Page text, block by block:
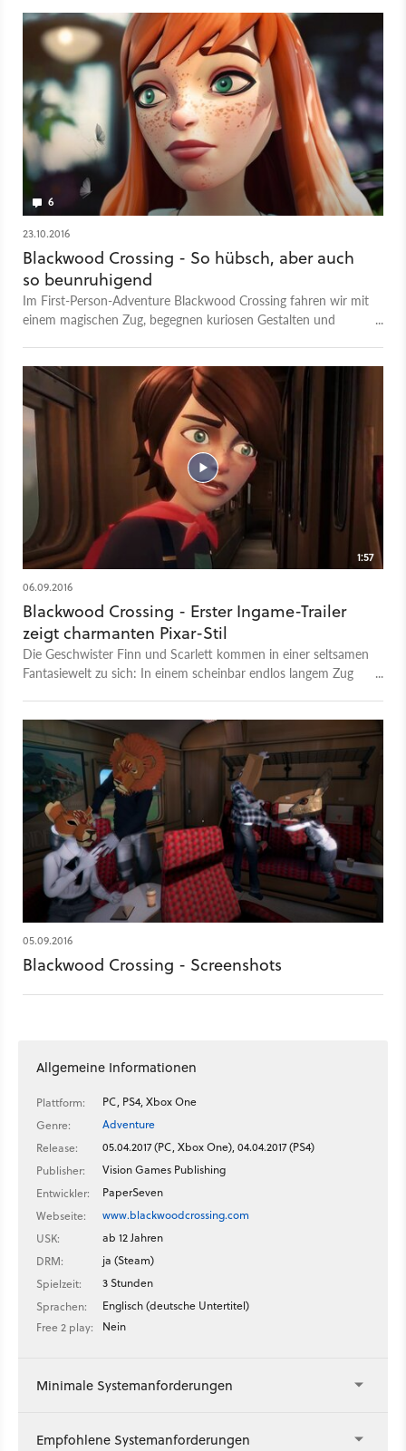
Xbox One veröffentlichen. Die Geschichte von Blackwood
Crossing dreht sich um die Waisen-Geschwister Scarlett und
Finn. Wir steuern die 14-Jährige und werden von unserem 10-
Jährigen Bruder auf eine mysteröse Reise genommen. Dabei
geht es natürlich auch um die Beziehung zwischen den beiden
Figuren. Im Video sehen wir Gameplay aus dem ersten Kapitel.
Das Spiel findet größtenteils an Bord eines fahrenden Zuges
statt. Aber natürlich kommt es zunehmen zu merkwürdigen
Vorkommnissen. Da ist Magie im Spiel.
6
23.10.2016
Blackwood Crossing - So hübsch, aber auch
so beunruhigend
Im First-Person-Adventure Blackwood Crossing fahren wir mit
einem magischen Zug, begegnen kuriosen Gestalten und
Geschichte über Verlust und Entfremdung.
1:57
06.09.2016
Blackwood Crossing - Erster Ingame-Trailer
zeigt charmanten Pixar-Stil
Die Geschwister Finn und Scarlett kommen in einer seltsamen
Fantasiewelt zu sich: In einem scheinbar endlos langem Zug
herauszufinden, was die beiden Kinder in diese Welt
verschlagen hat und wie sie gemeinsam den Ausgang finden
können. Der Trailer wirft dabei einen unheilvollen Schatten auf
die Hindernisse, die den beiden Geschwistern noch in den
Weg gelegt werden. Das Indie-Adventure erscheint im
Frühjahr 2017 für PC, PS4 und Xbox One — es ist das erste
Projekt von dem kleinen Entwicklerteam PaperSeven, auf das
wir im Rahmen der gamescom 2016 bereits einen ersten Blick
werfen durften.
05.09.2016
Blackwood Crossing - Screenshots
Allgemeine Informationen
Plattform:
PC, PS4, Xbox One
Genre:
Adventure
Release:
05.04.2017 (PC, Xbox One), 04.04.2017 (PS4)
Publisher:
Vision Games Publishing
Entwickler:
PaperSeven
Webseite:
www.blackwoodcrossing.com
USK:
ab 12 Jahren
DRM:
ja (Steam)
Spielzeit:
3 Stunden
Sprachen:
Englisch (deutsche Untertitel)
Free 2 play:
Nein
Minimale Systemanforderungen
Empfohlene Systemanforderungen